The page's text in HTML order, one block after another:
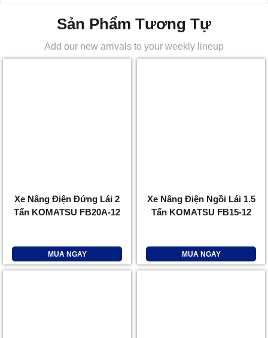
Sản Phẩm Tương Tự
Add our new arrivals to your weekly lineup
Xe Nâng Điện Đứng Lái 2
Tấn KOMATSU FB20A-12
MUA NGAY
Xe Nâng Điện Ngồi Lái 1.5
Tấn KOMATSU FB15-12
MUA NGAY